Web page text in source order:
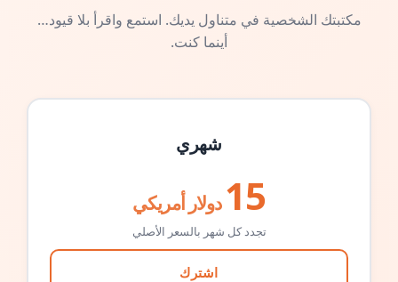
مكتبتك الشخصية في متناول يديك. استمع واقرأ بلا قيود…
أينما كنت.
شهري
15 دولار أمريكي
تجدد كل شهر بالسعر الأصلي
اشترك